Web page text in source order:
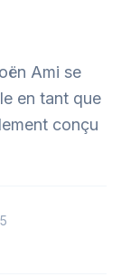
Ami se
en tant que
conçu